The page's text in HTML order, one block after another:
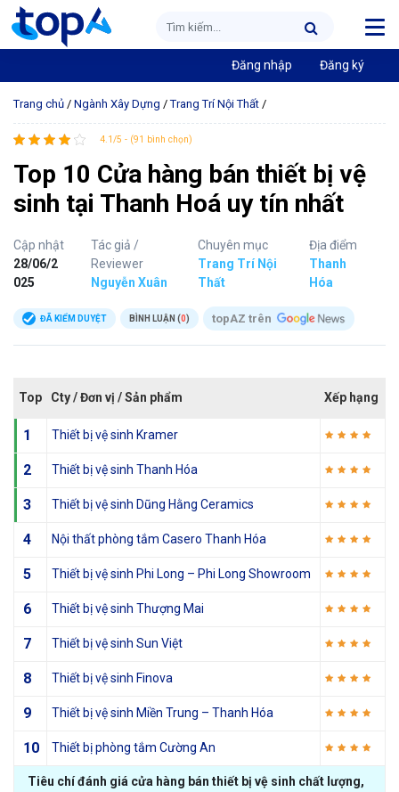
Đăng nhập Đăng ký
Trang chủ / Ngành Xây Dựng /Trang Trí Nội Thất /
4.1/5 - (91 bình chọn)
Top 10 Cửa hàng bán thiết bị vệ
sinh tại Thanh Hoá uy tín nhất
Cập nhật
28/06/2
025
Tác giả /
Reviewer
Nguyễn Xuân
Chuyên mục
Trang Trí Nội
Thất
Địa điểm
Thanh
Hóa
ĐÃ KIỂM DUYỆT BÌNH LUẬN (0) topAZ trên
Top Cty / Đơn vị / Sản phẩm Xếp hạng
1 Thiết bị vệ sinh Kramer
2 Thiết bị vệ sinh Thanh Hóa
3 Thiết bị vệ sinh Dũng Hằng Ceramics
4 Nội thất phòng tắm Casero Thanh Hóa
5 Thiết bị vệ sinh Phi Long – Phi Long Showroom
6 Thiết bị vệ sinh Thượng Mai
7 Thiết bị vệ sinh Sun Việt
8 Thiết bị vệ sinh Finova
9 Thiết bị vệ sinh Miền Trung – Thanh Hóa
10 Thiết bị phòng tắm Cường An
Tiêu chí đánh giá cửa hàng bán thiết bị vệ sinh chất lượng,